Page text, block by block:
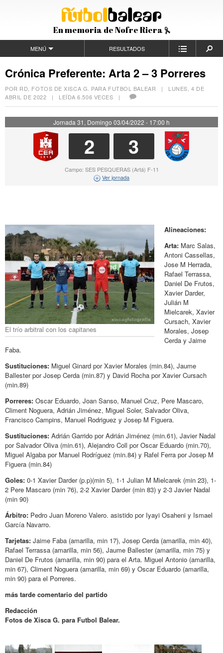
En memoria de Nofre Riera
MENÚ RESULTADOS
Crónica Preferente: Arta 2 – 3 Porreres
POR RD, FOTOS DE XISCA G. PARA FUTBOL BALEAR | LUNES, 4 DE
ABRIL DE 2022 | LEÍDA 6.506 VECES |
Jornada 31, Domingo 03/04/2022 - 17:00 h
2 3
Campo: SES PESQUERAS (Artá) F-11
Ver jornada
El trío arbitral con los capitanes
Alineaciones:
Arta: Marc Salas,
Antoni Cassellas,
Jose M Herrada,
Rafael Terrassa,
Daniel De Frutos,
Xavier Darder,
Julián M
Mielcarek, Xavier
Cursach, Xavier
Morales, Josep
Cerda y Jaime
Faba.
Sustituciones: Miguel Ginard por Xavier Morales (min.84), Jaume
Ballester por Josep Cerda (min.87) y David Rocha por Xavier Cursach
(min.89)
Porreres: Oscar Eduardo, Joan Sanso, Manuel Cruz, Pere Mascaro,
Climent Noguera, Adrián Jiménez, Miguel Soler, Salvador Oliva,
Francisco Campins, Manuel Rodriguez y Josep M Figuera.
Sustituciones: Adrián Garrido por Adrián Jiménez (min.61), Javier Nadal
por Salvador Oliva (min.61), Alejandro Coll por Oscar Eduardo (min.70),
Miguel Algaba por Manuel Rodríguez (min.84) y Rafel Ferra por Josep M
Figuera (min.84)
Goles: 0-1 Xavier Darder (p.p)(min 5), 1-1 Julian M Mielcarek (min 23), 1-
2 Pere Mascaro (min 76), 2-2 Xavier Darder (min 83) y 2-3 Javier Nadal
(min 90)
Árbitro: Pedro Juan Moreno Valero. asistido por Iyayi Osaheni y Ismael
García Navarro.
Tarjetas: Jaime Faba (amarilla, min 17), Josep Cerda (amarilla, min 40),
Rafael Terrassa (amarilla, min 56), Jaume Ballester (amarilla, min 75) y
Daniel De Frutos (amarilla, min 90) para el Arta. Miguel Antonio (amarilla,
min 67), Climent Noguera (amarilla, min 69) y Oscar Eduardo (amarilla,
min 90) para el Porreres.
más tarde comentario del partido
Redacción
Fotos de Xisca G. para Futbol Balear.